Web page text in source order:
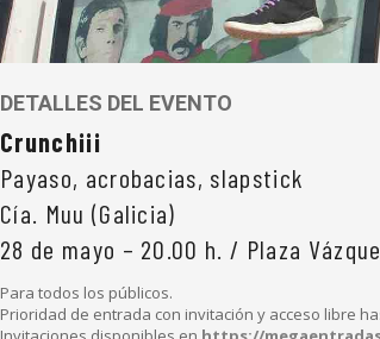
DETALLES DEL EVENTO
Crunch¡¡¡
Payaso, acrobacias, slapstick
Cía. Muu (Galicia)
28 de mayo – 20.00 h. / Plaza
Para todos los públicos.
Prioridad de entrada con invitación y acceso libre